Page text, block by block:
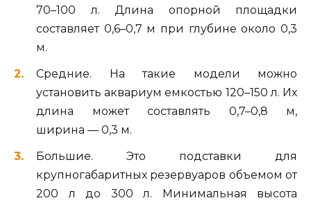
70–100 л. Длина опорной площадки
составляет 0,6–0,7 м при глубине около 0,3
м.
Средние. На такие модели можно
установить аквариум емкостью 120–150 л. Их
длина может составлять 0,7–0,8 м,
ширина — 0,3 м.
Большие. Это подставки для
крупногабаритных резервуаров объемом от
200 л до 300 л. Минимальная высота